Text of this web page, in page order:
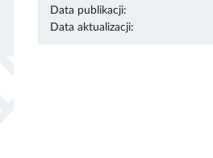
Data publikacji:
Data aktualizacji: